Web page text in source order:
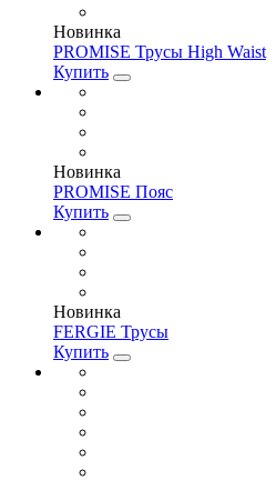
Новинка
PROMISE Трусы High Waist
Купить
Новинка
PROMISE Пояс
Купить
Новинка
FERGIE Трусы
Купить